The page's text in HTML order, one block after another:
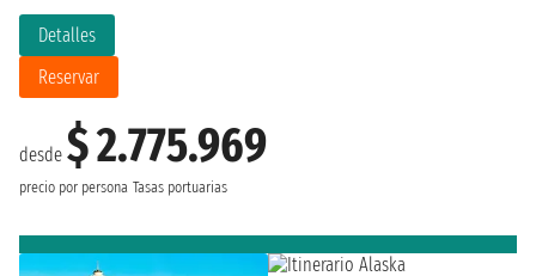
desde $ 2.775.969
precio por persona Tasas portuarias
Detalles
Reservar